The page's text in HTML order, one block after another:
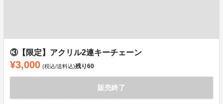
③【限定】アクリル2連キーチェーン
¥3,000 (税込/送料込)残り60
販売終了